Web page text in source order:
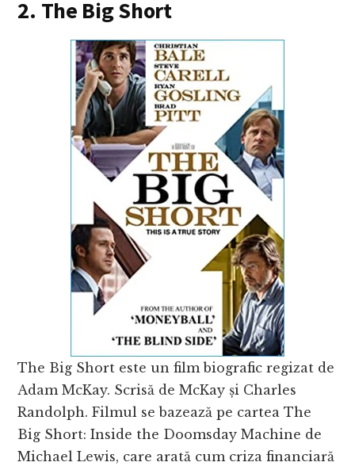
2. The Big Short
The Big Short este un film biografic regizat de
Adam McKay. Scrisă de McKay și Charles
Randolph. Filmul se bazează pe cartea The
Big Short: Inside the Doomsday Machine de
Michael Lewis, care arată cum criza financiară